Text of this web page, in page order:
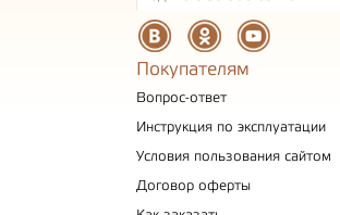
Покупателям
Вопрос-ответ
Инструкция по эксплуатации
Условия пользования сайтом
Договор оферты